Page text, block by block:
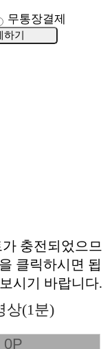
무통장결제
하기
충전되었으므
클릭하시면 됩
시기 바랍니다.
상(1분)